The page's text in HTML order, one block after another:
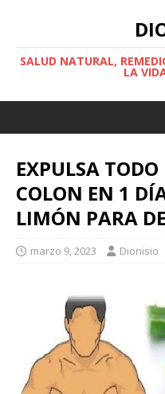
SALUD NATURAL,
LA
EXPULSA TODO
COLON EN 1
LIMÓN PARA
marzo 9, 2023 Dionisio